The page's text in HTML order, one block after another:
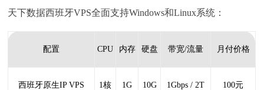
天下数据西班牙VPS全面支持Windows和Linux系统：
配置 CPU 内存 硬盘 带宽/流量 月付价格
西班牙原生IP VPS 1核 1G 10G 1Gbps / 2T 100元